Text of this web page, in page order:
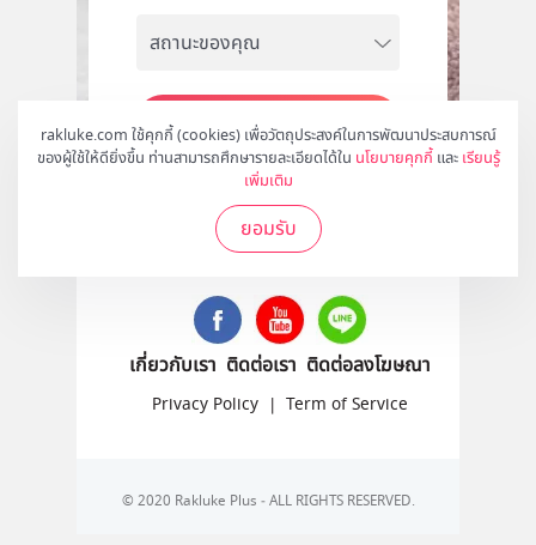
rakluke.com ใช้คุกกี้ (cookies) เพื่อวัตถุประสงค์ในการพัฒนาประสบการณ์
ของผู้ใช้ให้ดียิ่งขึ้น ท่านสามารถศึกษารายละเอียดได้ใน นโยบายคุกกี้ และ เรียนรู้
เพิ่มเติม
ยอมรับ
สมัคร
ติดตามเราได้ที่
เกี่ยวกับเรา ติดต่อเรา ติดต่อลงโฆษณา
Privacy Policy | Term of Service
© 2020 Rakluke Plus - ALL RIGHTS RESERVED.